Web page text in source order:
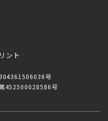
ント
号
452500028586号